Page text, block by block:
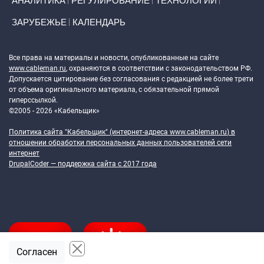
ЗАРУБЕЖЬЕ КАЛЕНДАРЬ
Все права на материалы и новости, опубликованные на сайте
www.cableman.ru, охраняются в соответствии с законодательством РФ.
Допускается цитирование без согласования с редакцией не более трети
от объема оригинального материала, с обязательной прямой
гиперссылкой.
©2005 - 2026 «Кабельщик»
Политика сайта "Кабельщик" (интернет-адреса www.cableman.ru) в
отношении обработки персональных данных пользователей сети
интернет
DrupalCoder — поддержка сайта c 2017 года
Согласен